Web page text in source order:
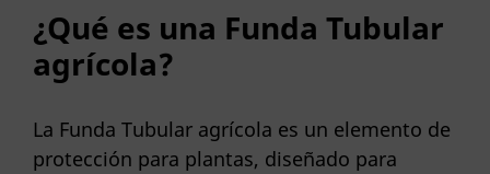
¿Qué es una Funda Tubular
agrícola?
La Funda Tubular agrícola es un elemento de
protección para plantas, diseñado para